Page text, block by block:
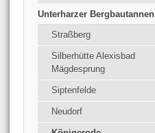
Unterharzer Bergbautannen
Straßberg
Silberhütte Alexisbad
Mägdesprung
Siptenfelde
Neudorf